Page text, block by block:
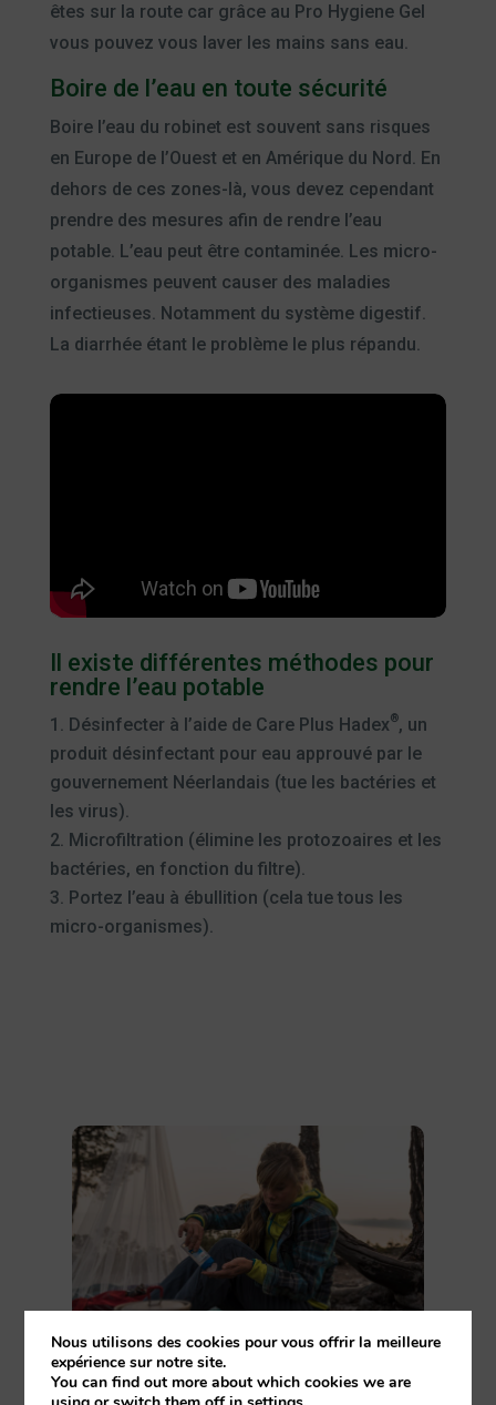
êtes sur la route car grâce au Pro Hygiene Gel
vous pouvez vous laver les mains sans eau.
Boire de l’eau en toute sécurité
Boire l’eau du robinet est souvent sans risques
en Europe de l’Ouest et en Amérique du Nord. En
dehors de ces zones-là, vous devez cependant
prendre des mesures afin de rendre l’eau
potable. L’eau peut être contaminée. Les micro-
organismes peuvent causer des maladies
infectieuses. Notamment du système digestif.
La diarrhée étant le problème le plus répandu.
Il existe différentes méthodes pour
rendre l’eau potable
Désinfecter à l’aide de Care Plus Hadex®, un
produit désinfectant pour eau approuvé par le
gouvernement Néerlandais (tue les bactéries et
les virus).
Microfiltration (élimine les protozoaires et les
bactéries, en fonction du filtre).
Portez l’eau à ébullition (cela tue tous les
micro-organismes).
Nous utilisons des cookies pour vous offrir la meilleure
expérience sur notre site.
You can find out more about which cookies we are